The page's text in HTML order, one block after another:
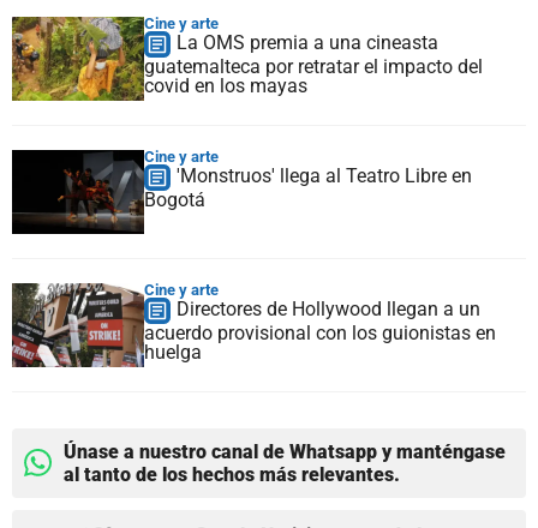
Cine y arte
La OMS premia a una cineasta
guatemalteca por retratar el impacto del
covid en los mayas
Cine y arte
'Monstruos' llega al Teatro Libre en
Bogotá
Cine y arte
Directores de Hollywood llegan a un
acuerdo provisional con los guionistas en
huelga
Únase a nuestro canal de Whatsapp y manténgase
al tanto de los hechos más relevantes.